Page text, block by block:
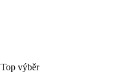
Top výběr